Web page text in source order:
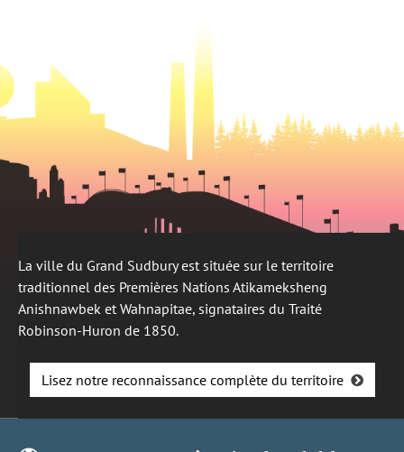
La ville du Grand Sudbury est située sur le territoire
traditionnel des Premières Nations Atikameksheng
Anishnawbek et Wahnapitae, signataires du Traité
Robinson-Huron de 1850.
Lisez notre reconnaissance complète du territoire